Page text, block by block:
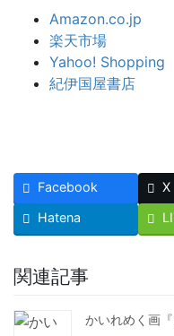
Amazon.co.jp
楽天市場
Yahoo! Shopping
紀伊国屋書店
Facebook X
Hatena
関連記事
かいれめく画